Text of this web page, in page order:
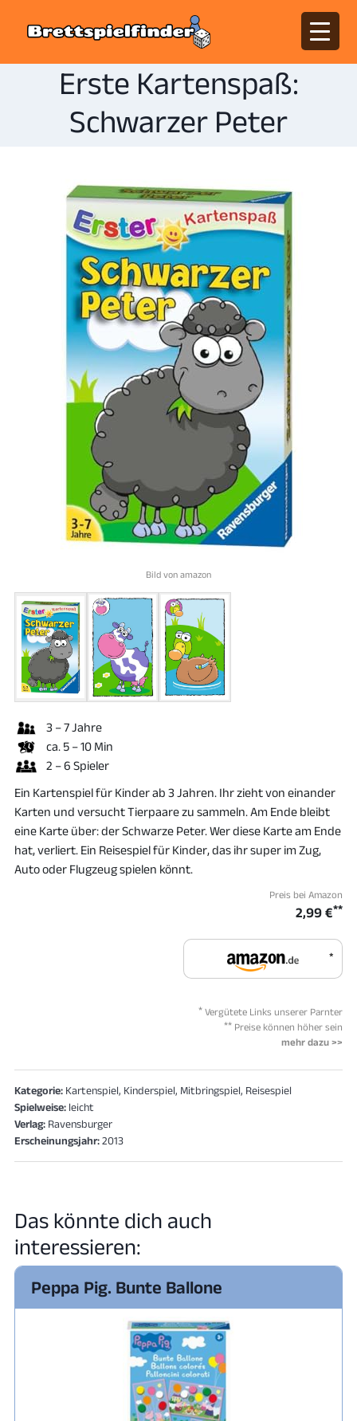
Erste Kartenspaß:
Schwarzer Peter
Bild von amazon
3 – 7 Jahre
ca. 5 – 10 Min
2 – 6 Spieler
Ein Kartenspiel für Kinder ab 3 Jahren. Ihr zieht von einander
Karten und versucht Tierpaare zu sammeln. Am Ende bleibt
eine Karte über: der Schwarze Peter. Wer diese Karte am Ende
hat, verliert. Ein Reisespiel für Kinder, das ihr super im Zug,
Auto oder Flugzeug spielen könnt.
Preis bei Amazon
2,99 €**
*
* Vergütete Links unserer Parnter
** Preise können höher sein
mehr dazu >>
Kategorie: Kartenspiel, Kinderspiel, Mitbringspiel, Reisespiel
Spielweise: leicht
Verlag: Ravensburger
Erscheinungsjahr:2013
Das könnte dich auch
interessieren:
Peppa Pig. Bunte Ballone